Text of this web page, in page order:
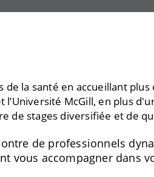
la santé en accueillant
McGill, en plus
de stages diversifiée et de
de professionnels
accompagner dans